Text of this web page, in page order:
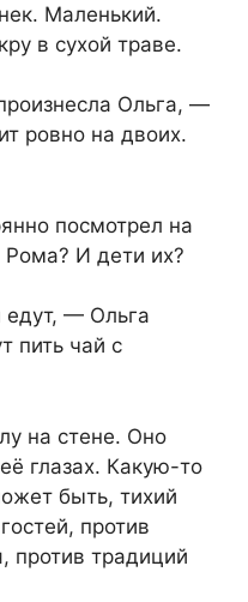
Маленький.
в сухой траве.
Ольга, —
ровно на двоих.
посмотрел на
И дети их?
— Ольга
пить чай с
на стене. Оно
глазах. Какую-то
быть, тихий
против
против традиций